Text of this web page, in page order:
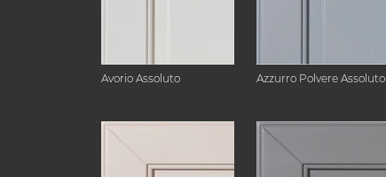
Avorio Assoluto Azzurro Polvere Assoluto